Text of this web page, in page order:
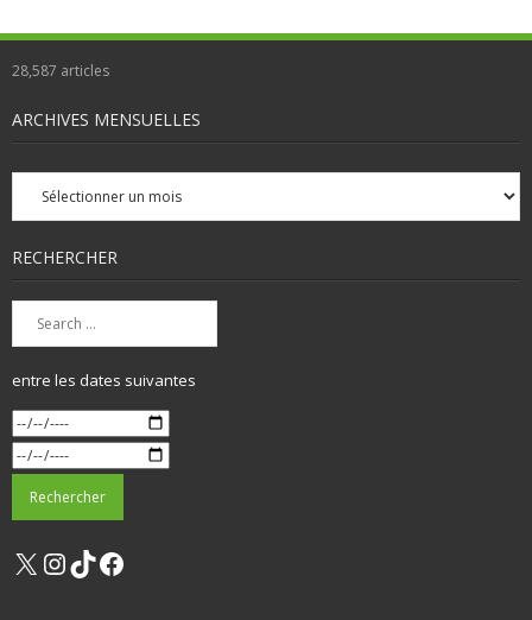
28,587 articles
ARCHIVES MENSUELLES
Archives
mensuelles
RECHERCHER
entre les dates suivantes
X Instagram
TikTok